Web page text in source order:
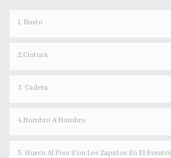
1. Busto
2.Cintura
3. Cadera
4.hombro A Hombro
5. Hueco Al Piso (con Los Zapatos En El Evento)